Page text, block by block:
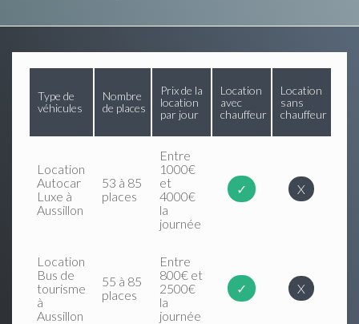
Type de
véhicules
Nombre
de places
Prix de la
location
par jour
Location
avec
chauffeur
Location
sans
chauffeur
Location
Autocar
Luxe à
Aussillon
53 à 85
places
Entre
1000€
et
4000€
la
journée
✓ X
Location
Bus de
tourisme
à
Aussillon
55 à 85
places
Entre
800€ et
2500€
la
journée
✓ X